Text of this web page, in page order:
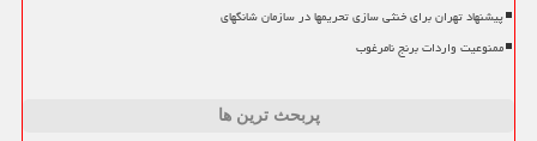
پیشنهاد تهران برای خنثی سازی تحریمها در سازمان شانگهای
ممنوعیت واردات برنج نامرغوب
پربحث ترین ها